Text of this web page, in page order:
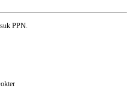
PPN.